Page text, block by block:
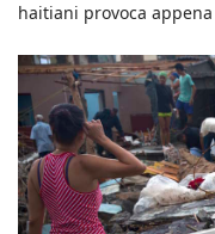
haitiani provoca